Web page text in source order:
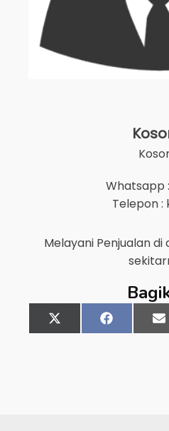
Whatsapp
Telepon :
Melayani Penjualan di
Share
on
X
(Twitter)
Share
on
Facebook